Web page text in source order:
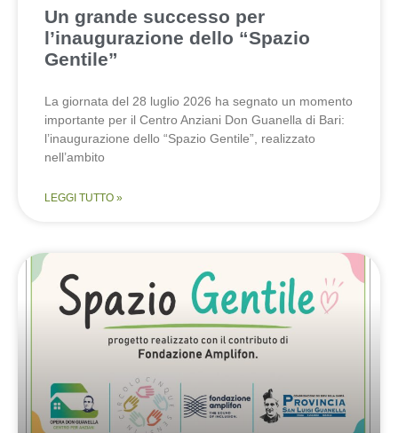
Un grande successo per
l’inaugurazione dello “Spazio
Gentile”
La giornata del 28 luglio 2026 ha segnato un momento
importante per il Centro Anziani Don Guanella di Bari:
l’inaugurazione dello “Spazio Gentile”, realizzato
nell’ambito
LEGGI TUTTO »